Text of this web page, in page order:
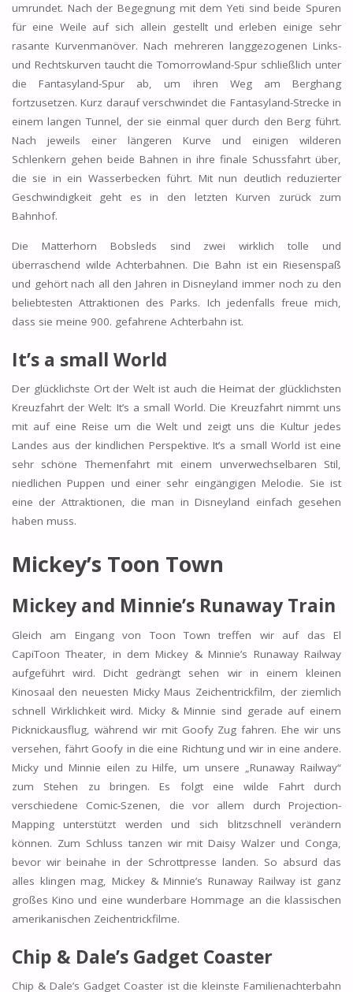
umrundet. Nach der Begegnung mit dem Yeti sind beide Spuren
für eine Weile auf sich allein gestellt und erleben einige sehr
rasante Kurvenmanöver. Nach mehreren langgezogenen Links-
und Rechtskurven taucht die Tomorrowland-Spur schließlich unter
die Fantasyland-Spur ab, um ihren Weg am Berghang
fortzusetzen. Kurz darauf verschwindet die Fantasyland-Strecke in
einem langen Tunnel, der sie einmal quer durch den Berg führt.
Nach jeweils einer längeren Kurve und einigen wilderen
Schlenkern gehen beide Bahnen in ihre finale Schussfahrt über,
die sie in ein Wasserbecken führt. Mit nun deutlich reduzierter
Geschwindigkeit geht es in den letzten Kurven zurück zum
Bahnhof.
Die Matterhorn Bobsleds sind zwei wirklich tolle und
überraschend wilde Achterbahnen. Die Bahn ist ein Riesenspaß
und gehört nach all den Jahren in Disneyland immer noch zu den
beliebtesten Attraktionen des Parks. Ich jedenfalls freue mich,
dass sie meine 900. gefahrene Achterbahn ist.
It’s a small World
Der glücklichste Ort der Welt ist auch die Heimat der glücklichsten
Kreuzfahrt der Welt: It’s a small World. Die Kreuzfahrt nimmt uns
mit auf eine Reise um die Welt und zeigt uns die Kultur jedes
Landes aus der kindlichen Perspektive. It’s a small World ist eine
sehr schöne Themenfahrt mit einem unverwechselbaren Stil,
niedlichen Puppen und einer sehr eingängigen Melodie. Sie ist
eine der Attraktionen, die man in Disneyland einfach gesehen
haben muss.
Mickey’s Toon Town
Mickey and Minnie’s Runaway Train
Gleich am Eingang von Toon Town treffen wir auf das El
CapiToon Theater, in dem Mickey & Minnie’s Runaway Railway
aufgeführt wird. Dicht gedrängt sehen wir in einem kleinen
Kinosaal den neuesten Micky Maus Zeichentrickfilm, der ziemlich
schnell Wirklichkeit wird. Micky & Minnie sind gerade auf einem
Picknickausflug, während wir mit Goofy Zug fahren. Ehe wir uns
versehen, fährt Goofy in die eine Richtung und wir in eine andere.
Micky und Minnie eilen zu Hilfe, um unsere „Runaway Railway“
zum Stehen zu bringen. Es folgt eine wilde Fahrt durch
verschiedene Comic-Szenen, die vor allem durch Projection-
Mapping unterstützt werden und sich blitzschnell verändern
können. Zum Schluss tanzen wir mit Daisy Walzer und Conga,
bevor wir beinahe in der Schrottpresse landen. So absurd das
alles klingen mag, Mickey & Minnie’s Runaway Railway ist ganz
großes Kino und eine wunderbare Hommage an die klassischen
amerikanischen Zeichentrickfilme.
Chip & Dale’s Gadget Coaster
Chip & Dale’s Gadget Coaster ist die kleinste Familienachterbahn